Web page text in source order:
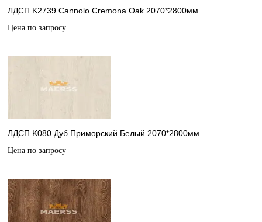
ЛДСП K2739 Cannolo Cremona Oak 2070*2800мм
Цена по запросу
ЛДСП K080 Дуб Приморский Белый 2070*2800мм
Цена по запросу